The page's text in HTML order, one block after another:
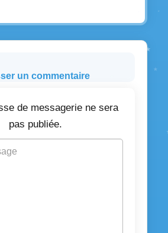
un commentaire
de messagerie ne sera
pas publiée.